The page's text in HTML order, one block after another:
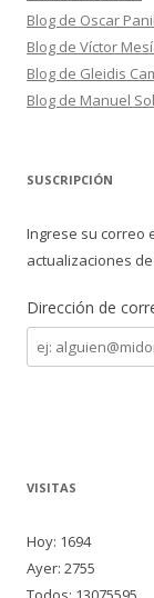
Blog de Oscar
Blog de Víctor
Blog de Gleidis
Blog de Manuel
SUSCRIPCIÓN
Ingrese su correo
actualizaciones
Dirección de
Dirección
de
correo
VISITAS
Hoy: 1694
Ayer: 2755